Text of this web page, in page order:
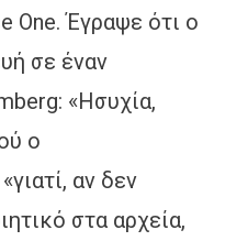
One. Έγραψε ότι ο
σε έναν
«Ησυχία,
ο
αν δεν
στα αρχεία,